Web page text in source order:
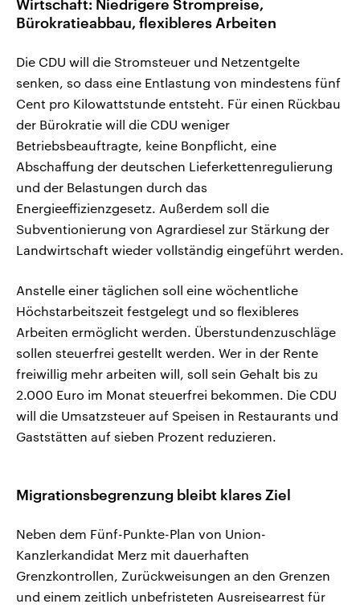
Wirtschaft: Niedrigere Strompreise,
Bürokratieabbau, flexibleres Arbeiten
Die CDU will die Stromsteuer und Netzentgelte
senken, so dass eine Entlastung von mindestens fünf
Cent pro Kilowattstunde entsteht. Für einen Rückbau
der Bürokratie will die CDU weniger
Betriebsbeauftragte, keine Bonpflicht, eine
Abschaffung der deutschen Lieferkettenregulierung
und der Belastungen durch das
Energieeffizienzgesetz. Außerdem soll die
Subventionierung von Agrardiesel zur Stärkung der
Landwirtschaft wieder vollständig eingeführt werden.
Anstelle einer täglichen soll eine wöchentliche
Höchstarbeitszeit festgelegt und so flexibleres
Arbeiten ermöglicht werden. Überstundenzuschläge
sollen steuerfrei gestellt werden. Wer in der Rente
freiwillig mehr arbeiten will, soll sein Gehalt bis zu
2.000 Euro im Monat steuerfrei bekommen. Die CDU
will die Umsatzsteuer auf Speisen in Restaurants und
Gaststätten auf sieben Prozent reduzieren.
Migrationsbegrenzung bleibt klares Ziel
Neben dem Fünf-Punkte-Plan von Union-
Kanzlerkandidat Merz mit dauerhaften
Grenzkontrollen, Zurückweisungen an den Grenzen
und einem zeitlich unbefristeten Ausreisearrest für